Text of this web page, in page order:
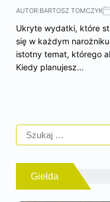
AUTOR:BARTOSZ TOMCZYK
Ukryte wydatki, które
się w każdym
istotny temat, którego
Kiedy planujesz…
Giełda